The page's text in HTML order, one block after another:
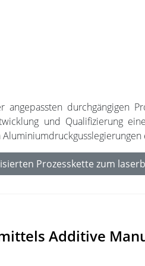
durchgängigen
und Qualifizierung
Prozesskette zum
Additive